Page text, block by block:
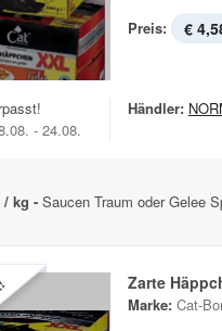
Preis: €
- 24.08.
Händler:
/ kg - Saucen Traum oder Gelee
Zarte
Marke: Cat-